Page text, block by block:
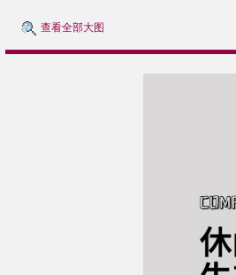
查看全部大图